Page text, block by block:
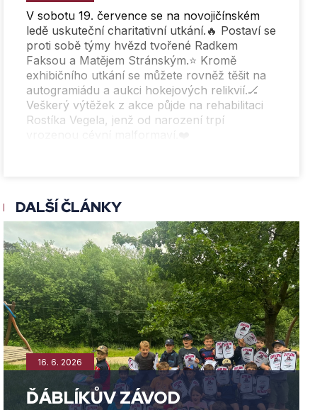
V sobotu 19. července se na novojičínském
ledě uskuteční charitativní utkání.🔥 Postaví se
proti sobě týmy hvězd tvořené Radkem
Faksou a Matějem Stránským.⭐ Kromě
exhibičního utkání se můžete rovněž těšit na
autogramiádu a aukci hokejových relikvií.🏒
Veškerý výtěžek z akce půjde na rehabilitaci
Rostíka Vegela, jenž od narození trpí
DALŠÍ ČLÁNKY
16. 6. 2026
ĎÁBLÍKŮV ZÁVOD